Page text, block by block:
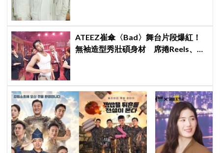
ATEEZ崔傘〈Bad〉舞台片段爆紅！
無袖造型秀壯碩身材 席捲Reels、